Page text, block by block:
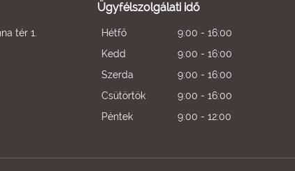
tér 1.
Ügyfélszolgálati idő
Hétfő
9:00 - 16:00
Kedd
9:00 - 16:00
Szerda
9:00 - 16:00
Csütörtök
9:00 - 16:00
Péntek
9:00 - 12:00